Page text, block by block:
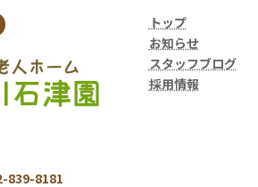
839-8181
トップ
お知らせ
スタッフブログ
採用情報